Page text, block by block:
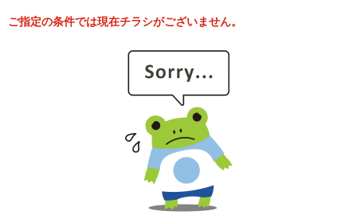
ご指定の条件では現在チラシがございません。